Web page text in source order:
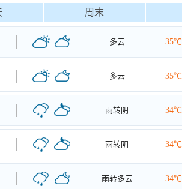
周末
多云 35℃
多云 35℃
雨转阴 34℃
雨转阴 34℃
雨转多云 34℃